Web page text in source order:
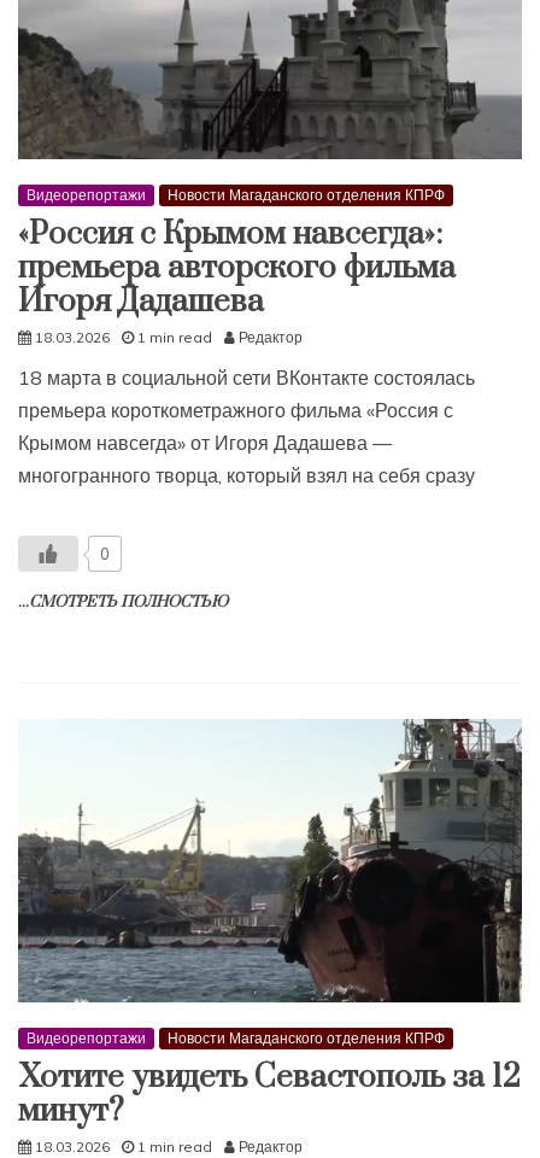
Видеорепортажи Новости Магаданского отделения КПРФ
«Россия с Крымом навсегда»:
премьера авторского фильма
Игоря Дадашева
18.03.2026 1 min read Редактор
18 марта в социальной сети ВКонтакте состоялась
премьера короткометражного фильма «Россия с
Крымом навсегда» от Игоря Дадашева —
многогранного творца, который взял на себя сразу
0
...СМОТРЕТЬ ПОЛНОСТЬЮ
Видеорепортажи Новости Магаданского отделения КПРФ
Хотите увидеть Севастополь за 12
минут?
18.03.2026 1 min read Редактор